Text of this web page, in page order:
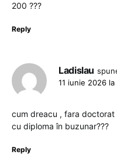
200 ???
Reply
Ladislau
11 iunie 2026 la
cum dreacu , fara
cu diploma în buzunar???
Reply